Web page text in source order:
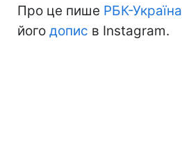
Про це пише РБК-Україна
його допис в Instagram.